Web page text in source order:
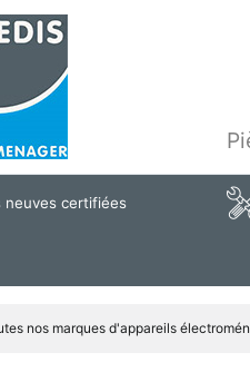
neuves certifiées
nos marques d'appareils